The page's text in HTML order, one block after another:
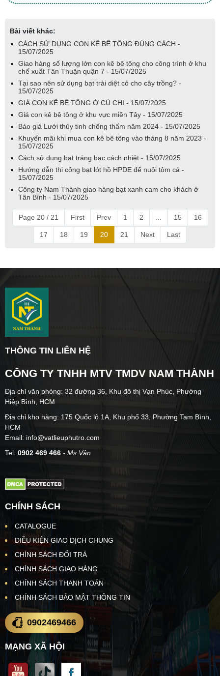
Bài viết khác:
CÁCH SỬ DỤNG CON KÊ BÊ TÔNG ĐÚNG CÁCH -
15/07/2025
Giao hàng số lượng lớn con kê bê tông cho công trình ở khu
chế xuất Tân Thuận quận 7 - 15/07/2025
Tại sao nên sử dụng bạt trải diệt cỏ cho cây trồng? -
15/07/2025
GIÁ CON KÊ BÊ TÔNG Ở CỦ CHI - 15/07/2025
Giá con kê bê tông ở khu vực miền Tây - 15/07/2025
Báo giá Lưới thủy tinh chống thấm năm 2024 - 15/07/2025
Khuyến mãi khi mua con kê bê tông vào tháng 8 năm 2023 -
15/07/2025
Cách sử dụng bạt tráng bạc cách nhiệt - 15/07/2025
Hướng dẫn thi công bạt lót hồ HPDE để nuôi tôm cá -
15/07/2025
Công ty Nam Thành giao hàng bạt xanh cam cho khách ở
Tân Bình - 15/07/2025
Page 20 / 21 First Prev 1 2 ... 15 16
17 18 19 20 21 Next Last
THÔNG TIN LIÊN HỆ
CÔNG TY TNHH MTV TMDV NAM THÀNH
Địa chỉ văn phòng: 32 đường 36, Khu đô thị Vạn Phúc, Phường
Hiệp Bình, HCM
Địa chỉ kho hàng: 175 Quốc lộ 1A, Khu phố 33, Phường Tam Bình,
HCM
Email: info@vatlieuphutro.com
Tel: 0902 469 466 - Ms.Vân
CHÍNH SÁCH
CATALOGUE
ĐIỀU KIỆN GIAO DỊCH CHUNG
CHÍNH SÁCH ĐỔI TRẢ
CHÍNH SÁCH GIAO HÀNG
CHÍNH SÁCH THANH TOÁN
CHÍNH SÁCH BẢO MẬT THÔNG TIN
0902469466
MẠNG XÃ HỘI